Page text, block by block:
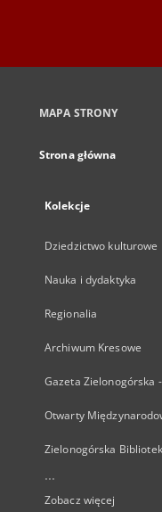
MAPA STRONY
Strona główna
Kolekcje
Dziedzictwo kulturowe
Nauka i dydaktyka
Regionalia
Archiwum Kresowe
Gazeta Zielonogórska
Otwarty
Zielonogórska
...
Zobacz więcej